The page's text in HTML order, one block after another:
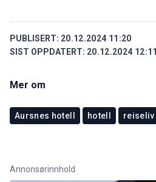
PUBLISERT: 20.12.2024 11:20
SIST OPPDATERT: 20.12.2024 12:11
Mer om
Aursnes hotell hotell reiseliv
Annonsørinnhold